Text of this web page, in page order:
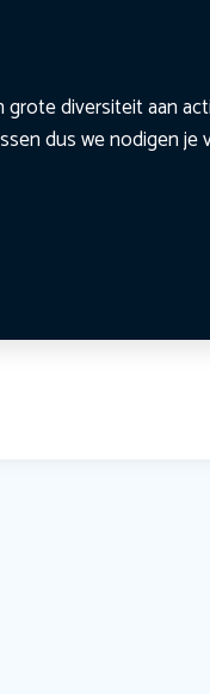
grote diversiteit aan
dus we nodigen je